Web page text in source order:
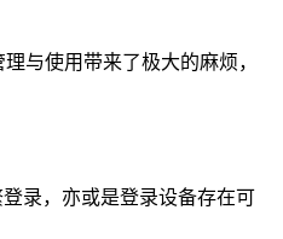
与使用带来了极大的麻烦，
录，亦或是登录设备存在可